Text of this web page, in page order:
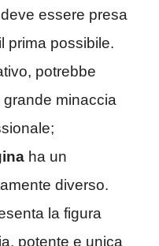
essere presa
prima possibile.
potrebbe
minaccia
ha un
diverso.
la figura
potente e unica